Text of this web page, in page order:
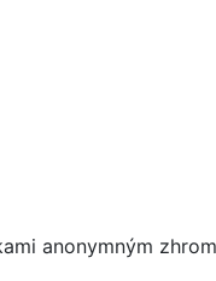
anonymným